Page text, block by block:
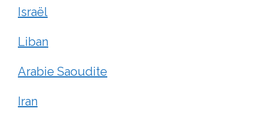
Israël
Liban
Arabie Saoudite
Iran